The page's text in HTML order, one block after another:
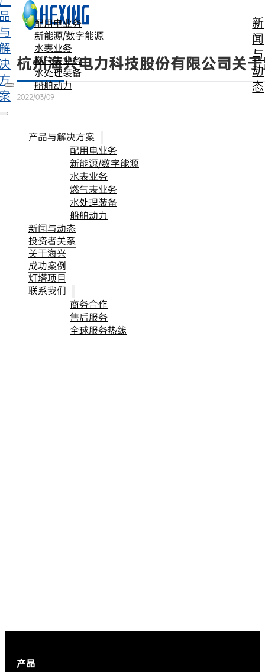
跳转到主要内容 跳转到页脚
配用电业务
新能源/数字能源
水表业务
燃气表业务
水处理装备
船舶动力
新
闻
与
动
态
产品与解决方案
配用电业务
新能源/数字能源
水表业务
燃气表业务
水处理装备
船舶动力
新闻与动态
投资者关系
关于海兴
成功案例
灯塔项目
联系我们
商务合作
售后服务
全球服务热线
杭州海兴电力科技股份有限公司关
2022/03/09
产品